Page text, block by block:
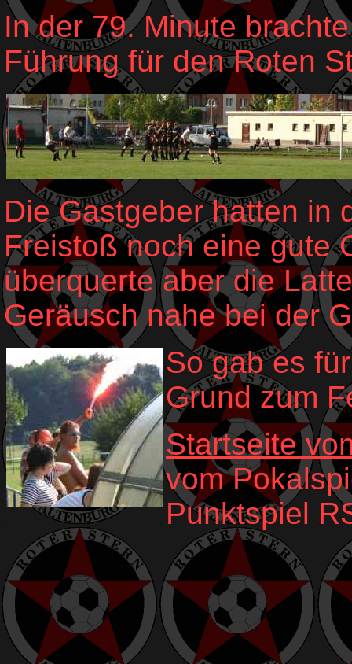
In der 79. Minute
Führung für den Roten
Die Gastgeber hatten in
Freistoß noch eine gute
überquerte aber die
Geräusch nahe bei der
So gab es
Grund zum
Startseite
vom
Punktspiel